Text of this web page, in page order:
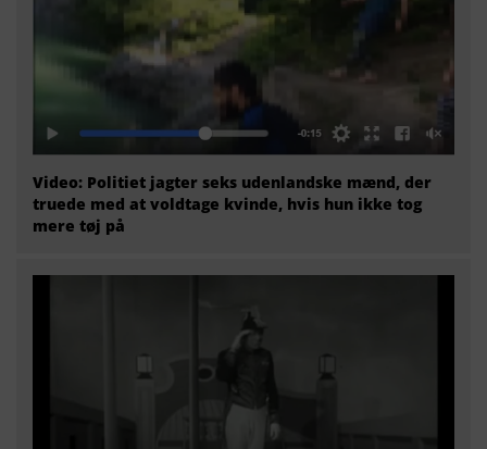
Video: Politiet jagter seks udenlandske mænd, der
truede med at voldtage kvinde, hvis hun ikke tog
mere tøj på